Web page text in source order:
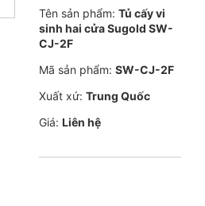
Tên sản phẩm: Tủ cấy vi
sinh hai cửa Sugold SW-
CJ-2F
Mã sản phẩm: SW-CJ-2F
Xuất xứ: Trung Quốc
Giá: Liên hệ